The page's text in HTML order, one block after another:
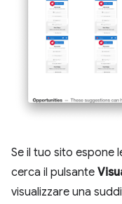
Se il tuo sito espone
cerca il pulsante
visualizzare una